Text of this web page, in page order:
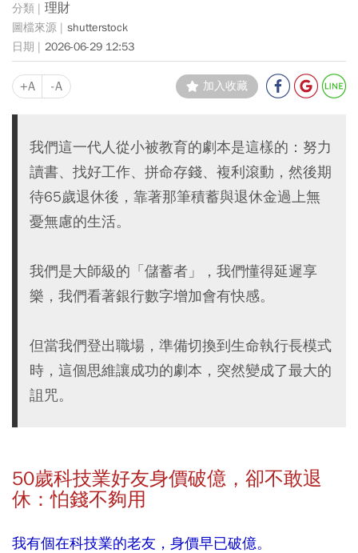
理財
shutterstock
2026-06-29 12:53
+A -A 加入收藏
我們這一代人從小被教育的劇本是這樣的：努力
讀書、找好工作、拼命存錢、複利滾動，然後期
待65歲退休後，靠著那筆積蓄與退休金過上無
憂無慮的生活。
我們是大師級的「儲蓄者」，我們懂得延遲享
樂，我們看著銀行數字增加會有快感。
但當我們登出職場，準備切換到生命執行長模式
時，這個思維讓成功的劇本，突然變成了最大的
詛咒。
50歲科技業好友身價破億，卻不敢退
休：怕錢不夠用
我有個在科技業的老友，身價早已破億。